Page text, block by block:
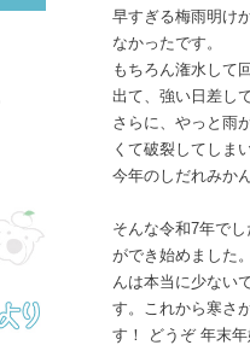
早すぎる梅雨明け
なかったです。
もちろん潅水して
出て、強い日差し
さらに、やっと雨
くて破裂してしま
今年のしだれみか
そんな令和7年で
ができ始めました
んは本当に少ない
す。これから寒さ
す！ どうぞ 年末